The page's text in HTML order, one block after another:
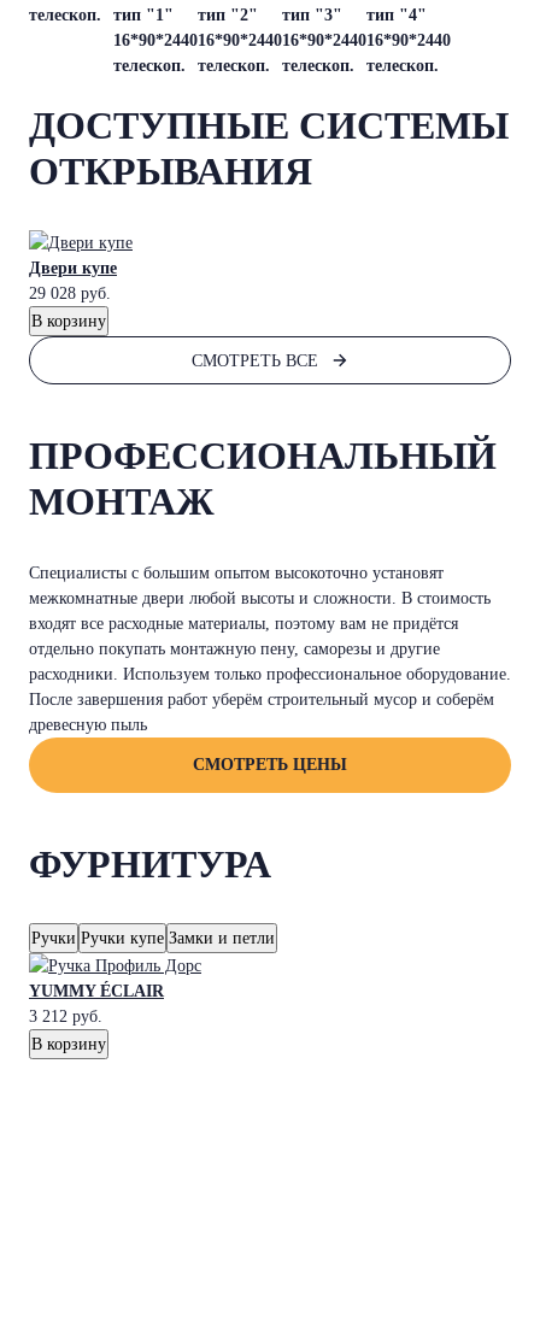
телескоп.
тип "1"
16*90*2440
телескоп.
тип "2"
16*90*2440
телескоп.
тип "3"
16*90*2440
телескоп.
тип "4"
16*90*2440
телескоп.
ДОСТУПНЫЕ СИСТЕМЫ
ОТКРЫВАНИЯ
Двери купе
29 028 руб.
В корзину
СМОТРЕТЬ ВСЕ
ПРОФЕССИОНАЛЬНЫЙ
МОНТАЖ
Специалисты с большим опытом высокоточно установят
межкомнатные двери любой высоты и сложности. В стоимость
входят все расходные материалы, поэтому вам не придётся
отдельно покупать монтажную пену, саморезы и другие
расходники. Используем только профессиональное оборудование.
После завершения работ уберём строительный мусор и соберём
древесную пыль
СМОТРЕТЬ ЦЕНЫ
ФУРНИТУРА
Ручки Ручки купе Замки и петли
YUMMY ÉCLAIR
3 212 руб.
В корзину